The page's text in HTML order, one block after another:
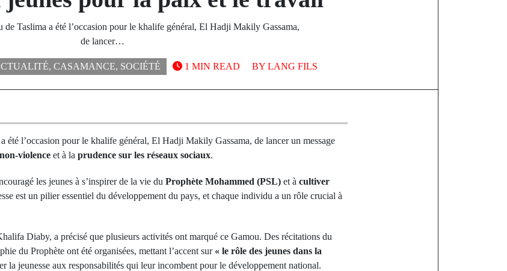
de Taslima a été l’occasion pour le khalife général, El Hadji Makily Gassama,
de lancer…
, CASAMANCE, SOCIÉTÉ BY LANG FILS
1 MIN READ
été l’occasion pour le khalife général, El Hadji Makily Gassama, de lancer un message
non-violence et à la prudence sur les réseaux sociaux.
les jeunes à s’inspirer de la vie du Prophète Mohammed (PSL) et à cultiver
est un pilier essentiel du développement du pays, et chaque individu a un rôle crucial à
Diaby, a précisé que plusieurs activités ont marqué ce Gamou. Des récitations du
du Prophète ont été organisées, mettant l’accent sur « le rôle des jeunes dans la
la jeunesse aux responsabilités qui leur incombent pour le développement national.